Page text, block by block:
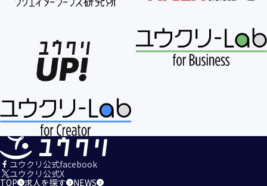
＜個人情報の利用目的＞
１．当社のサービスを提供するため
２．当社のサービスを安心・安全にご利用いただける環境整
備のため
３．当社のサービスの運営・管理のため
４．当社のサービスに関するご案内、お問い合せ等への対応
５．当社、その他当社のサービスについての調査・データ集
積、改善、研究開発のため
６．当社がおすすめする商品・サービスなどのご案内を送
信・送付するため
７．当社とお客様の間での必要な連絡を行うため
８．当社のサービスに関する当社の規約、ポリシー等（以下
「規約等」といいます。）に違反する行為に対する対応のた
ユウクリ公式facebook
ユウクリ公式X
TOP 求人を探す NEWS